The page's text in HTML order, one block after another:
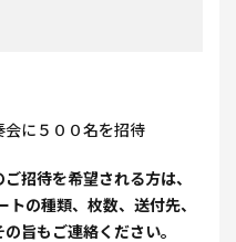
会に５００名を招待
招待を希望される方は、
の種類、枚数、送付先、
旨もご連絡ください。